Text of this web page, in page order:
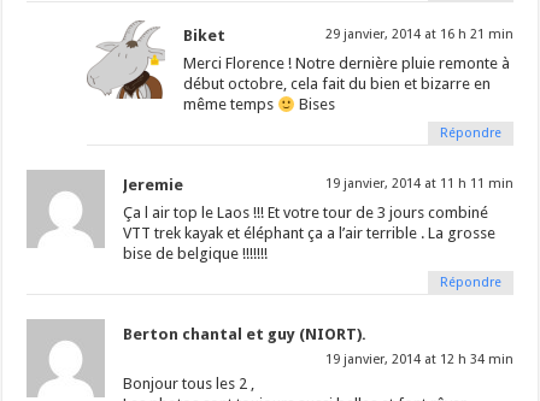
Biket 29 janvier, 2014 at 16 h 21 min
Merci Florence ! Notre dernière pluie remonte à
début octobre, cela fait du bien et bizarre en
même temps
Bises
Répondre
Jeremie 19 janvier, 2014 at 11 h 11 min
Ça l air top le Laos !!! Et votre tour de 3 jours combiné
VTT trek kayak et éléphant ça a l’air terrible . La grosse
bise de belgique !!!!!!!
Répondre
Berton chantal et guy (NIORT).
19 janvier, 2014 at 12 h 34 min
Bonjour tous les 2 ,